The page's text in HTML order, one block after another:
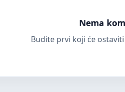
Nema
Budite prvi koji će